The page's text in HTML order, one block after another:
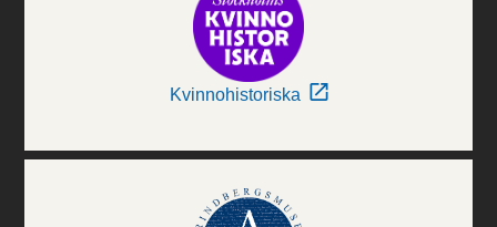
Kvinnohistoriska